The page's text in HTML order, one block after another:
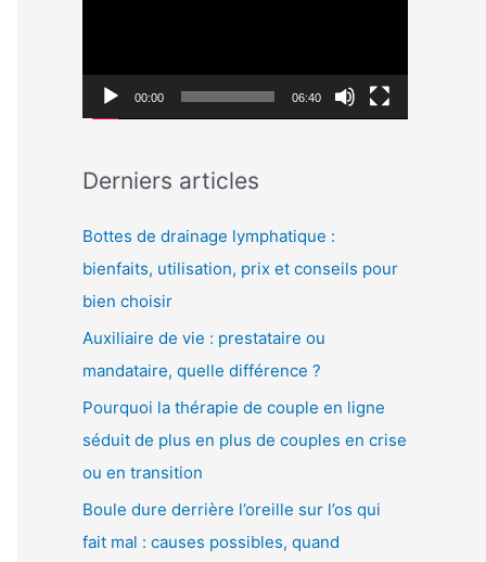
e
:
e
v
d
é
o
00:00 06:40
Derniers articles
Bottes de drainage lymphatique :
bienfaits, utilisation, prix et conseils pour
bien choisir
Auxiliaire de vie : prestataire ou
mandataire, quelle différence ?
Pourquoi la thérapie de couple en ligne
séduit de plus en plus de couples en crise
ou en transition
Boule dure derrière l’oreille sur l’os qui
fait mal : causes possibles, quand